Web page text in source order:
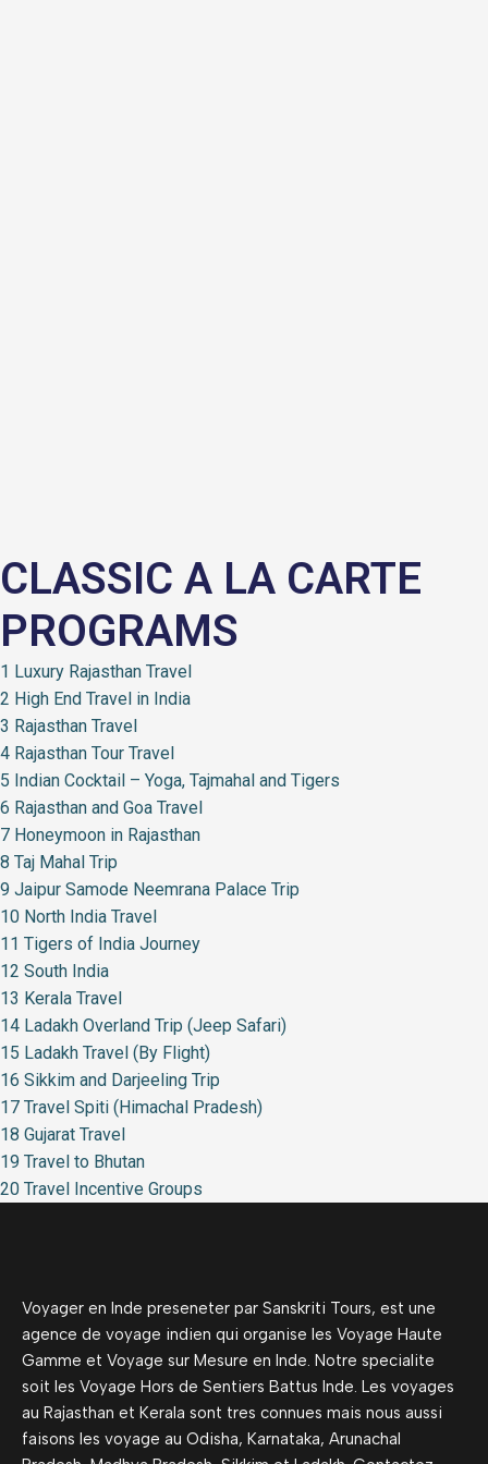
CLASSIC A LA CARTE
PROGRAMS
1 Luxury Rajasthan Travel
2 High End Travel in India
3 Rajasthan Travel
4 Rajasthan Tour Travel
5 Indian Cocktail – Yoga, Tajmahal and Tigers
6 Rajasthan and Goa Travel
7 Honeymoon in Rajasthan
8 Taj Mahal Trip
9 Jaipur Samode Neemrana Palace Trip
10 North India Travel
11 Tigers of India Journey
12 South India
13 Kerala Travel
14 Ladakh Overland Trip (Jeep Safari)
15 Ladakh Travel (By Flight)
16 Sikkim and Darjeeling Trip
17 Travel Spiti (Himachal Pradesh)
18 Gujarat Travel
19 Travel to Bhutan
20 Travel Incentive Groups
Voyager en Inde preseneter par Sanskriti Tours, est une
agence de voyage indien qui organise les Voyage Haute
Gamme et Voyage sur Mesure en Inde. Notre specialite
soit les Voyage Hors de Sentiers Battus Inde. Les voyages
au Rajasthan et Kerala sont tres connues mais nous aussi
faisons les voyage au Odisha, Karnataka, Arunachal